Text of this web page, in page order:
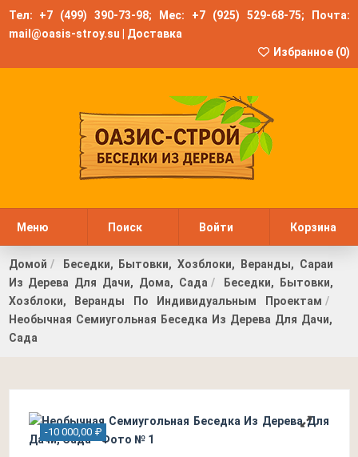
Тел: +7 (499) 390-73-98; Мес: +7 (925) 529-68-75; Почта:
mail@oasis-stroy.su
Доставка
Избранное (0)
Меню Поиск Войти Корзина
Домой
Беседки, Бытовки, Хозблоки, Веранды, Сараи
Из Дерева Для Дачи, Дома, Сада
Беседки, Бытовки,
Хозблоки, Веранды По Индивидуальным Проектам
Необычная Семиугольная Беседка Из Дерева Для Дачи,
Сада
-10 000,00 ₽